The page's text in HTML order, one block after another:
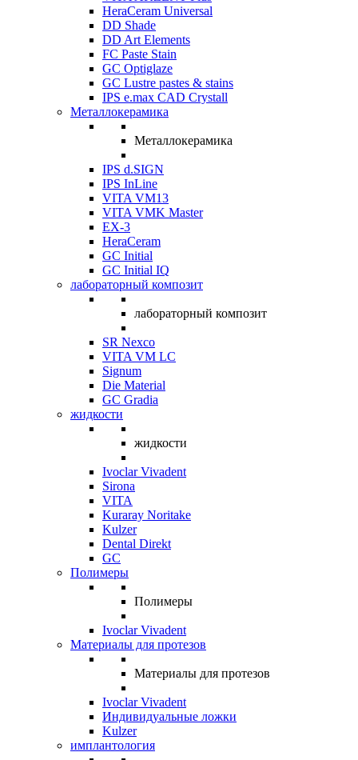
HeraCeram Universal
DD Shade
DD Art Elements
FC Paste Stain
GC Optiglaze
GC Lustre pastes & stains
IPS e.max CAD Crystall
Металлокерамика
Металлокерамика
IPS d.SIGN
IPS InLine
VITA VM13
VITA VMK Master
EX-3
HeraCeram
GC Initial
GC Initial IQ
лабораторный композит
лабораторный композит
SR Nexco
VITA VM LC
Signum
Die Material
GC Gradia
жидкости
жидкости
Ivoclar Vivadent
Sirona
VITA
Kuraray Noritake
Kulzer
Dental Direkt
GC
Полимеры
Полимеры
Ivoclar Vivadent
Материалы для протезов
Материалы для протезов
Ivoclar Vivadent
Индивидуальные ложки
Kulzer
имплантология